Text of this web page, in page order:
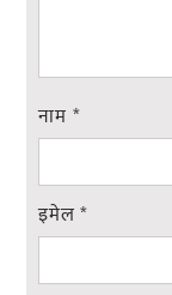
नाम *
इमेल*